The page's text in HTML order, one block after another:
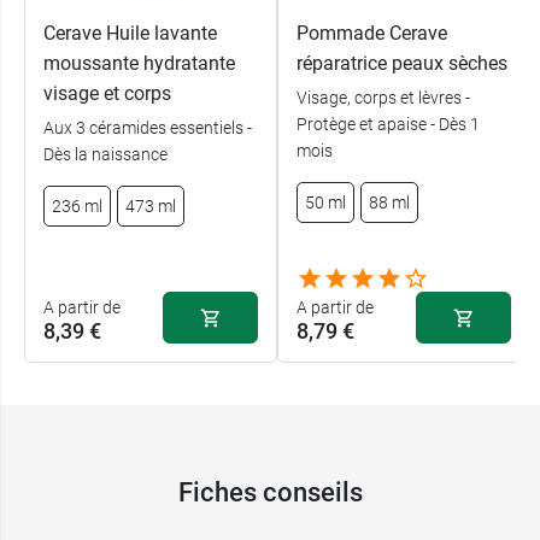
laisse pas de sensation grasse à la surface de
l'épiderme.
Pour le visage, nous conseillions lacrème
hydratante Cerave SPF 50
pH physiologique - Sans parfum -
Conditionnement :Pot de 340 g
Cerave Huile lavante
moussante hydratante
visage et corps
Aux 3 céramides essentiels -
Dès la naissance
236 ml 473 ml
A partir de
8,39 €
Pommade Cerave
réparatrice peaux sèches
Visage, corps et lèvres -
Protège et apaise - Dès 1
mois
50 ml 88 ml
A partir de
8,79 €
Fiches conseils